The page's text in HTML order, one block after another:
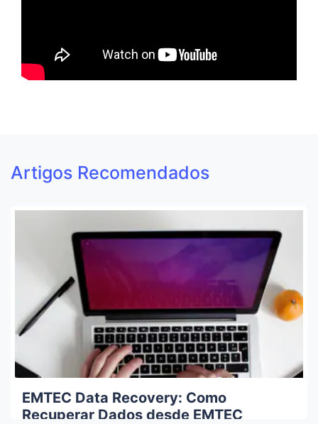
Artigos Recomendados
EMTEC Data Recovery: Como
Recuperar Dados desde EMTEC